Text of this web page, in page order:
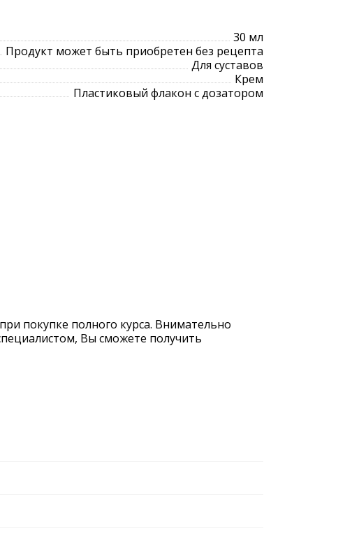
30 мл
Продукт может быть приобретен без рецепта
Для суставов
Крем
Пластиковый флакон с дозатором
покупке полного курса. Внимательно
Вы сможете получить